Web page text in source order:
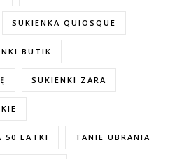
SUKIENKA QUIOSQUE
BUTIK
SUKIENKI ZARA
50 LATKI TANIE UBRANIA